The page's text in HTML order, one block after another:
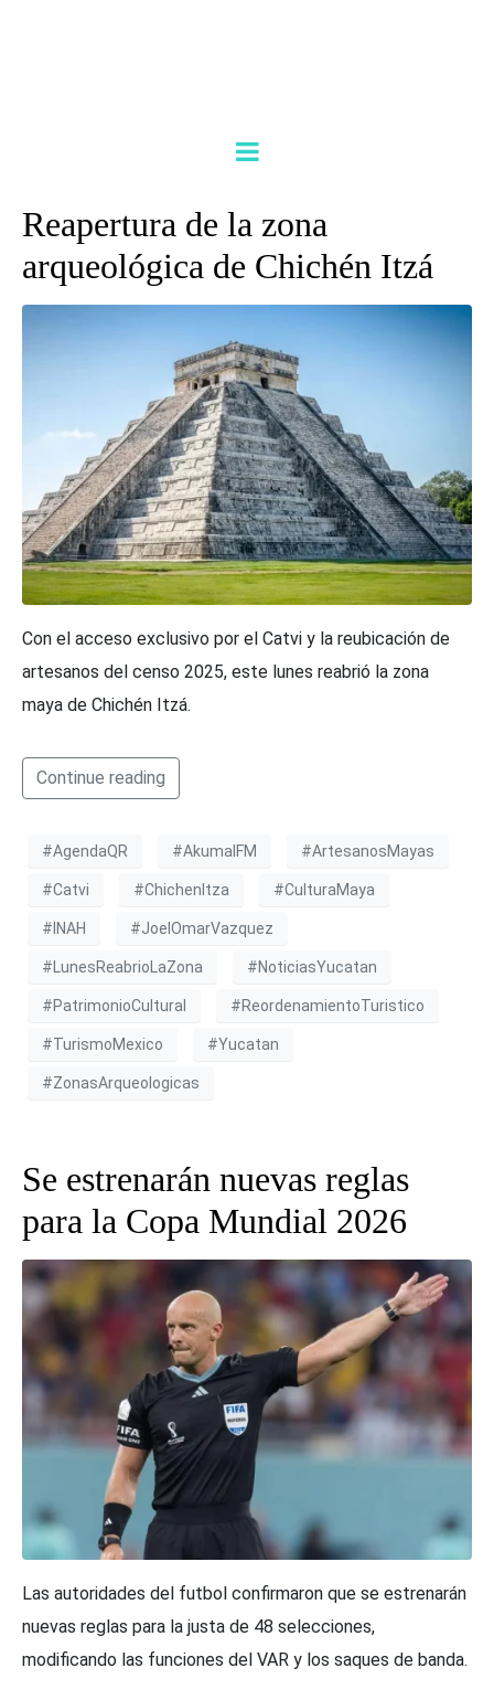
Reapertura de la zona
arqueológica de Chichén Itzá
Con el acceso exclusivo por el Catvi y la reubicación de
artesanos del censo 2025, este lunes reabrió la zona
maya de Chichén Itzá.
Continue reading
#AgendaQR #AkumalFM #ArtesanosMayas
#Catvi #ChichenItza #CulturaMaya
#INAH #JoelOmarVazquez
#LunesReabrioLaZona #NoticiasYucatan
#PatrimonioCultural #ReordenamientoTuristico
#TurismoMexico #Yucatan
#ZonasArqueologicas
Se estrenarán nuevas reglas
para la Copa Mundial 2026
Las autoridades del futbol confirmaron que se estrenarán
nuevas reglas para la justa de 48 selecciones,
modificando las funciones del VAR y los saques de banda.